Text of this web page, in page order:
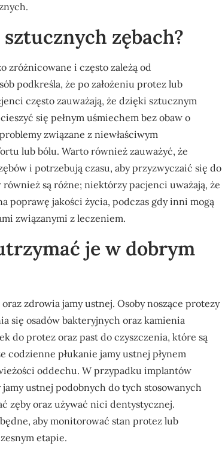
zębach?
zróżnicowane i często zależą od
podkreśla, że po założeniu protez lub
często zauważają, że dzięki sztucznym
się pełnym uśmiechem bez obaw o
związane z niewłaściwym
lub bólu. Warto również zauważyć, że
i potrzebują czasu, aby przyzwyczaić się do
są różne; niektórzy pacjenci uważają, że
poprawę jakości życia, podczas gdy inni mogą
związanymi z leczeniem.
je w dobrym
zdrowia jamy ustnej. Osoby noszące protezy
się osadów bakteryjnych oraz kamienia
do protez oraz past do czyszczenia, które są
codzienne płukanie jamy ustnej płynem
oddechu. W przypadku implantów
ustnej podobnych do tych stosowanych
zęby oraz używać nici dentystycznej.
aby monitorować stan protez lub
etapie.